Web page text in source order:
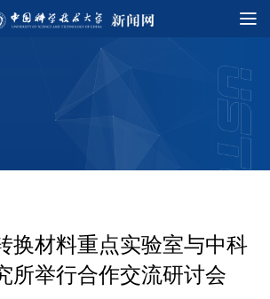
换材料重点实验室与中科
所举行合作交流研讨会